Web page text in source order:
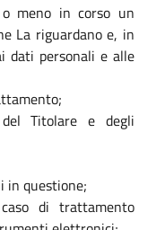
meno in corso un
La riguardano e, in
dati personali e alle
Titolare e degli
in questione;
di trattamento